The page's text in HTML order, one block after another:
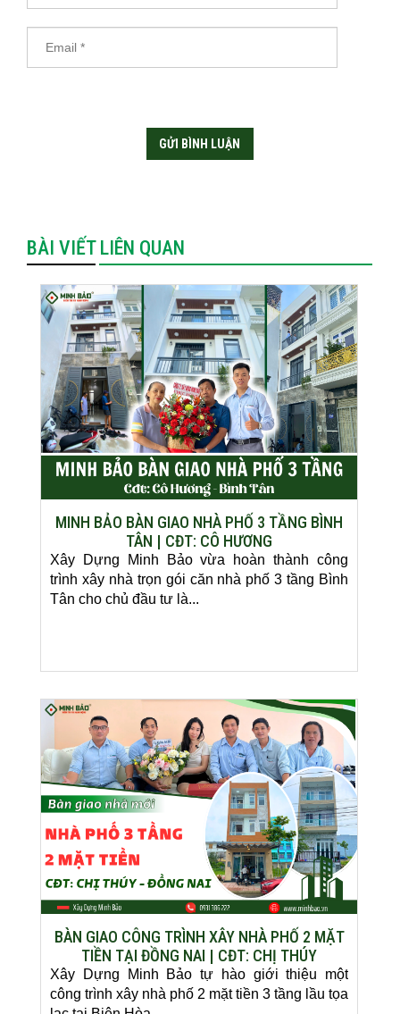
BÀI VIẾT LIÊN QUAN
MINH BẢO BÀN GIAO NHÀ PHỐ 3 TẦNG BÌNH
TÂN | CĐT: CÔ HƯƠNG
Xây Dựng Minh Bảo vừa hoàn thành công
trình xây nhà trọn gói căn nhà phố 3 tầng Bình
Tân cho chủ đầu tư là...
BÀN GIAO CÔNG TRÌNH XÂY NHÀ PHỐ 2 MẶT
TIỀN TẠI ĐỒNG NAI | CĐT: CHỊ THÚY
Xây Dựng Minh Bảo tự hào giới thiệu một
công trình xây nhà phố 2 mặt tiền 3 tầng lầu tọa